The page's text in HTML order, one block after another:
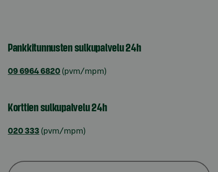
Pankkitunnusten sulkupalvelu 24h
09 6964 6820 (pvm/mpm)
Korttien sulkupalvelu 24h
020 333 (pvm/mpm)